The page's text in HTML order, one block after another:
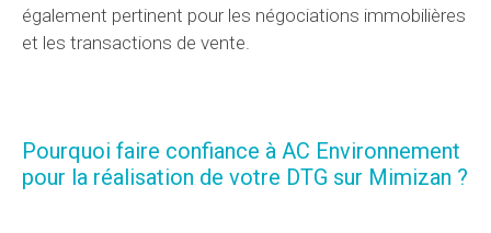
également pertinent pour les négociations immobilières
et les transactions de vente.
Pourquoi faire confiance à AC Environnement
pour la réalisation de votre DTG sur Mimizan ?